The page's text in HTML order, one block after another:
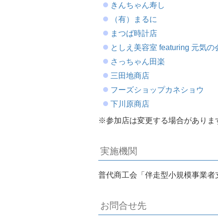
きんちゃん寿し
（有）まるに
まつば時計店
としえ美容室 featuring 元気の
さっちゃん田楽
三田地商店
フーズショップカネショウ
下川原商店
※参加店は変更する場合がありま
実施機関
普代商工会「伴走型小規模事業者
お問合せ先